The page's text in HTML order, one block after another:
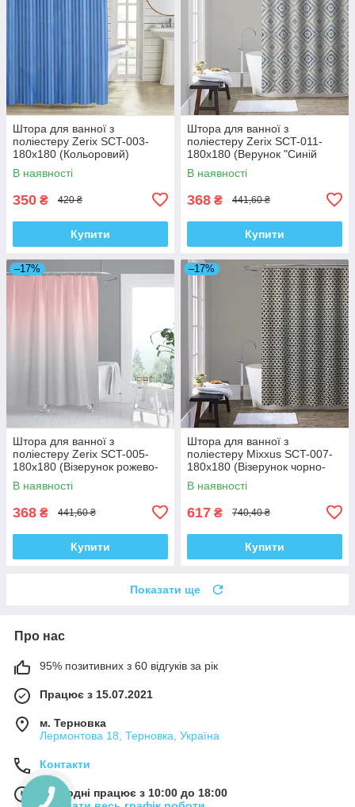
Штора для ванної з
поліестеру Zerix SCT-003-
180x180 (Кольоровий)
(ZX4994)
В наявності
350 ₴ 420 ₴
Купити
Штора для ванної з
поліестеру Zerix SCT-011-
180x180 (Верунок "Синій
ромб на сірому") (ZX4982)
В наявності
368 ₴ 441,60 ₴
Купити
–17%
Штора для ванної з
поліестеру Zerix SCT-005-
180x180 (Візерунок рожево-
сірий) (ZX4989)
В наявності
368 ₴ 441,60 ₴
Купити
–17%
Штора для ванної з
поліестеру Mixxus SCT-007-
180x180 (Візерунок чорно-
білий) (AC0648)
В наявності
617 ₴ 740,40 ₴
Купити
Показати ще
Про нас
95% позитивних з 60 відгуків за рік
Працює з 15.07.2021
м. Терновка
Лермонтова 18, Терновка, Україна
Контакти
Сьогодні працює з 10:00 до 18:00